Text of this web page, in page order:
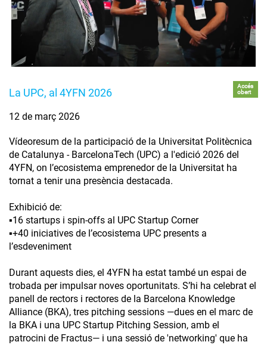
La UPC, al 4YFN 2026
Accés
obert
12 de març 2026
Vídeoresum de la participació de la Universitat Politècnica
de Catalunya - BarcelonaTech (UPC) a l'edició 2026 del
4YFN, on l’ecosistema emprenedor de la Universitat ha
tornat a tenir una presència destacada.
Exhibició de:
▪️16 startups i spin-offs al UPC Startup Corner
▪️+40 iniciatives de l’ecosistema UPC presents a
l’esdeveniment
Durant aquests dies, el 4YFN ha estat també un espai de
trobada per impulsar noves oportunitats. S’hi ha celebrat el
panell de rectors i rectores de la Barcelona Knowledge
Alliance (BKA), tres pitching sessions —dues en el marc de
la BKA i una UPC Startup Pitching Session, amb el
patrocini de Fractus— i una sessió de 'networking' que ha